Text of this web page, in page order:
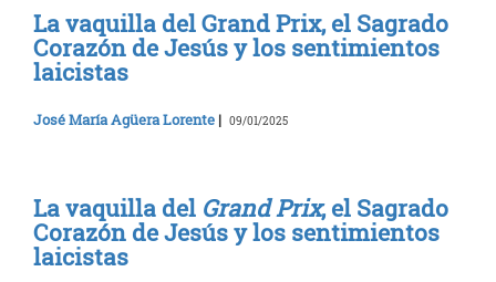
La vaquilla del Grand Prix, el Sagrado
Corazón de Jesús y los sentimientos
laicistas
José María Agüera Lorente | 09/01/2025
La vaquilla del Grand Prix, el Sagrado
Corazón de Jesús y los sentimientos
laicistas